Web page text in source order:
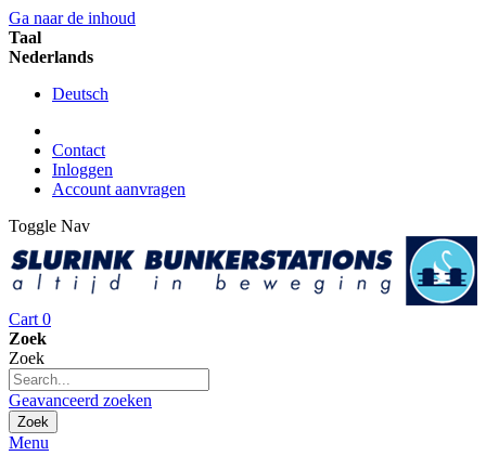
Ga naar de inhoud
Taal
Nederlands
Deutsch
Contact
Inloggen
Account aanvragen
Toggle Nav
Cart 0
Zoek
Zoek
Geavanceerd zoeken
Zoek
Menu